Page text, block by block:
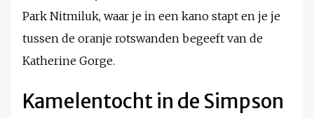
Park Nitmiluk, waar je in een kano stapt en je je
tussen de oranje rotswanden begeeft van de
Katherine Gorge.
Kamelentocht in de Simpson